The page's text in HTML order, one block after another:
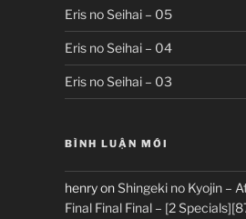
Eris no Seihai – 05
Eris no Seihai – 04
Eris no Seihai – 03
BÌNH LUẬN MỚI
henryonShingeki no Kyojin –
Final Final Final – [2